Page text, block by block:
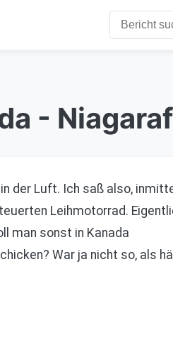
-
der Luft. Ich saß also,
Leihmotorrad.
man sonst in Kanada
War ja nicht so, als